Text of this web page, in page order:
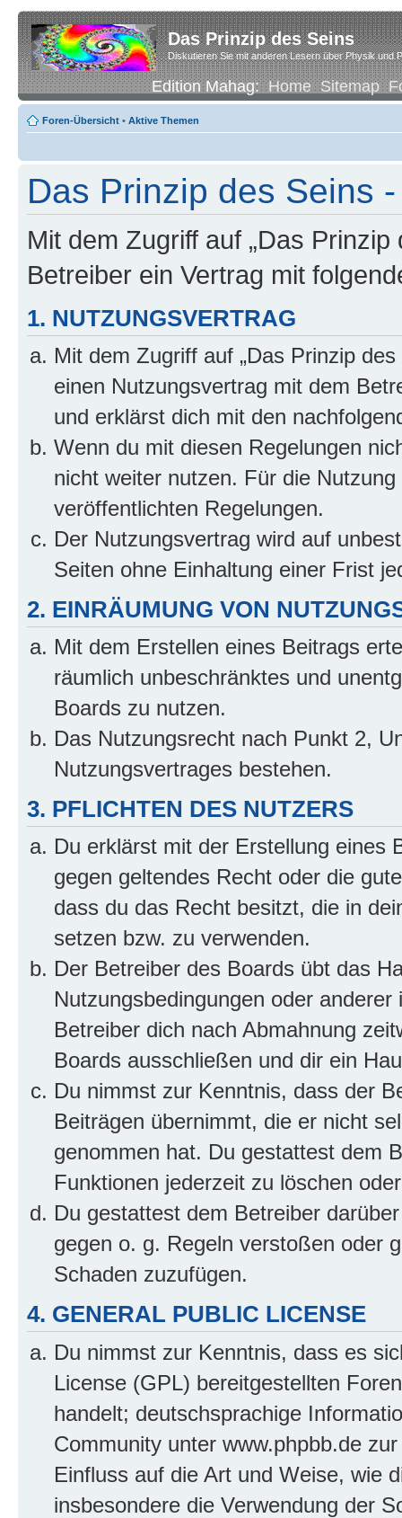
Das Prinzip des Seins
Diskutieren Sie mit anderen Lesern über Physik und
Edition Mahag:Home Sitemap
Foren-Übersicht • Aktive Themen
Das Prinzip des Seins
Mit dem Zugriff auf „Das
Betreiber ein Vertrag mit
1. NUTZUNGSVERTRAG
Mit dem Zugriff auf „Das Prinzip
einen Nutzungsvertrag mit dem
und erklärst dich mit den
Wenn du mit diesen Regelungen
nicht weiter nutzen. Für die
veröffentlichten Regelungen.
Der Nutzungsvertrag wird auf
Seiten ohne Einhaltung einer Frist
2. EINRÄUMUNG VON
Mit dem Erstellen eines Beitrags
räumlich unbeschränktes und
Boards zu nutzen.
Das Nutzungsrecht nach Punkt 2,
Nutzungsvertrages bestehen.
3. PFLICHTEN DES NUTZERS
Du erklärst mit der Erstellung eines
gegen geltendes Recht oder die
dass du das Recht besitzt, die in
setzen bzw. zu verwenden.
Der Betreiber des Boards übt das
Nutzungsbedingungen oder
Betreiber dich nach Abmahnung
Boards ausschließen und dir ein
Du nimmst zur Kenntnis, dass der
Beiträgen übernimmt, die er nicht
genommen hat. Du gestattest dem
Funktionen jederzeit zu löschen
Du gestattest dem Betreiber
gegen o. g. Regeln verstoßen oder
Schaden zuzufügen.
4. GENERAL PUBLIC LICENSE
Du nimmst zur Kenntnis, dass es
License (GPL) bereitgestellten
handelt; deutschsprachige
Community unter www.phpbb.de
Einfluss auf die Art und Weise, wie
insbesondere die Verwendung der